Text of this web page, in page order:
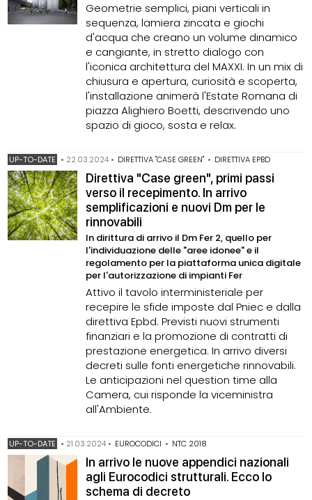
Geometrie semplici, piani verticali in
sequenza, lamiera zincata e giochi
d'acqua che creano un volume dinamico
e cangiante, in stretto dialogo con
l'iconica architettura del MAXXI. In un mix di
chiusura e apertura, curiosità e scoperta,
l'installazione animerà l'Estate Romana di
piazza Alighiero Boetti, descrivendo uno
spazio di gioco, sosta e relax.
UP-TO-DATE • 22.03.2024 • DIRETTIVA "CASE GREEN" • DIRETTIVA EPBD
Direttiva "Case green", primi passi
verso il recepimento. In arrivo
semplificazioni e nuovi Dm per le
rinnovabili
In dirittura di arrivo il Dm Fer 2, quello per
l'individuazione delle "aree idonee" e il
regolamento per la piattaforma unica digitale
per l'autorizzazione di impianti Fer
Attivo il tavolo interministeriale per
recepire le sfide imposte dal Pniec e dalla
direttiva Epbd. Previsti nuovi strumenti
finanziari e la promozione di contratti di
prestazione energetica. In arrivo diversi
decreti sulle fonti energetiche rinnovabili.
Le anticipazioni nel question time alla
Camera, cui risponde la viceministra
all'Ambiente.
UP-TO-DATE • 21.03.2024 • EUROCODICI • NTC 2018
In arrivo le nuove appendici nazionali
agli Eurocodici strutturali. Ecco lo
schema di decreto